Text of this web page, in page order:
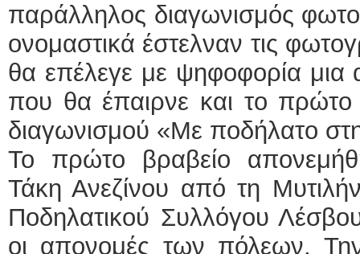
παράλληλος διαγωνισμός
ονομαστικά έστελναν τις
θα επέλεγε με ψηφοφορία
που θα έπαιρνε και το
διαγωνισμού «Με ποδήλατο
Το πρώτο βραβείο
Τάκη Ανεζίνου από τη
Ποδηλατικού Συλλόγου
οι απονομές των πόλεων.